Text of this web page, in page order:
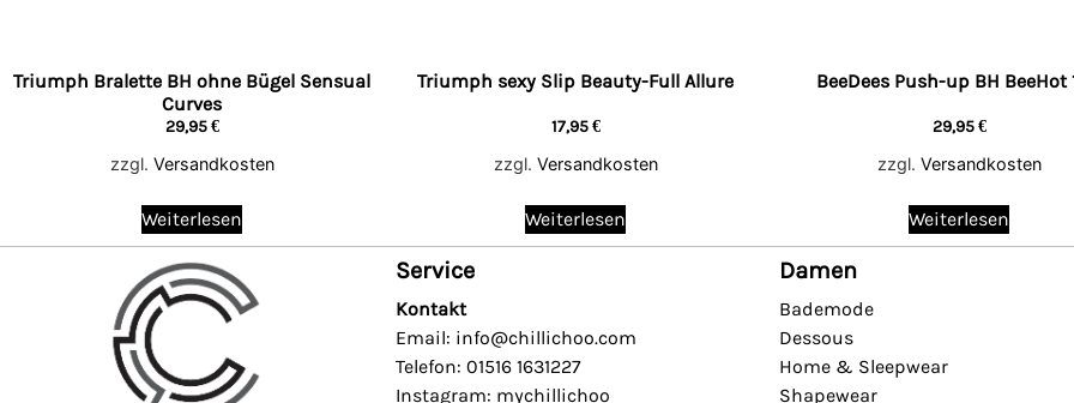
Triumph Bralette BH ohne Bügel Sensual
Curves
29,95€
zzgl. Versandkosten
Weiterlesen
Triumph sexy Slip Beauty-Full Allure
17,95€
zzgl. Versandkosten
Weiterlesen
BeeDees Push-up BH BeeHot
29,95€
zzgl. Versandkosten
Weiterlesen
Service
Kontakt
Email: info@chillichoo.com
Telefon: 01516 1631227
Instagram: mychillichoo
Damen
Bademode
Dessous
Home & Sleepwear
Shapewear